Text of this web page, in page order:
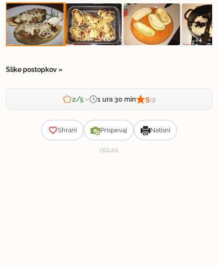
Slike postopkov »
2/5 1 ura 30 min 5(3)
Shrani Prispevaj Natisni
OGLAS